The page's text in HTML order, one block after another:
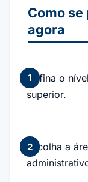
Como
agora
Defina o
superior.
Escolha a